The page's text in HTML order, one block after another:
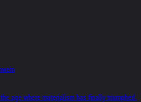
age where materialism has finally triumphed.